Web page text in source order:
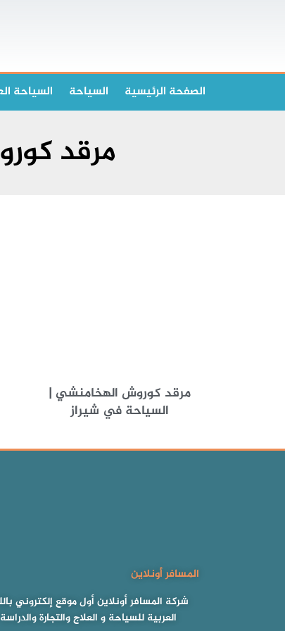
الصفحة الرئیسیة السياحة السياحة
مرقد
مرقد كوروش الهخامنشي |
السياحة في شيراز
المسافر أونلاين
شركة المسافر أونلاين أول موقع إلكتروني
العربية للسياحة و العلاج والتجارة والدراسة